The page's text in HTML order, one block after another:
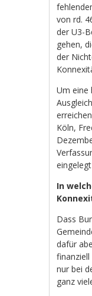
von rd.
der U3-
gehen,
der
Um eine
Köln,
In
Dass
dafür
nur bei
ganz